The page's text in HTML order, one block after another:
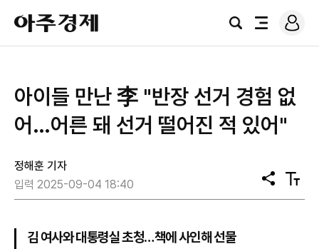
아
주
경
검
전
로
그
아이들 만난 李 "반장 선거 경험 없
어…어른 돼 선거 떨어진 적 있어"
정해훈 기자
입력 2025-09-04 18:40
공
유
텍
스
김 여사와 대통령실 초청…책에 사인해 선물